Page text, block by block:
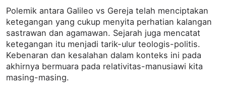
Polemik antara Galileo vs Gereja telah menciptakan
ketegangan yang cukup menyita perhatian kalangan
sastrawan dan agamawan. Sejarah juga mencatat
ketegangan itu menjadi tarik-ulur teologis-politis.
Kebenaran dan kesalahan dalam konteks ini pada
akhirnya bermuara pada relativitas-manusiawi kita
masing-masing.